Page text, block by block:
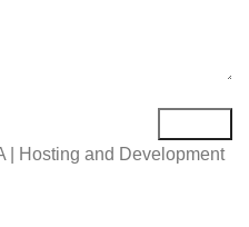
| Hosting and Development